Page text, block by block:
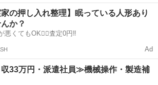
ケ浜駅 収納家具
家の押し入れ整理】眠っている人形あり
か？
悪くてもOK🙆‍♀️査定0円‼️
Ad
33万円・派遣社員≫機械操作・製造補